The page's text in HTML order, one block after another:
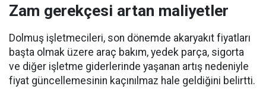
Zam gerekçesi artan maliyetler
Dolmuş işletmecileri, son dönemde akaryakıt fiyatları
başta olmak üzere araç bakım, yedek parça, sigorta
ve diğer işletme giderlerinde yaşanan artış nedeniyle
fiyat güncellemesinin kaçınılmaz hale geldiğini belirtti.